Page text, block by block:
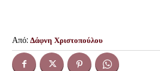
Από: Δάφνη Χριστοπούλου